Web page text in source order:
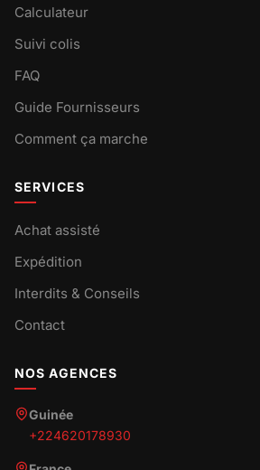
Calculateur
Suivi colis
FAQ
Guide Fournisseurs
Comment ça marche
SERVICES
Achat assisté
Expédition
Interdits & Conseils
Contact
NOS AGENCES
Guinée
+224620178930